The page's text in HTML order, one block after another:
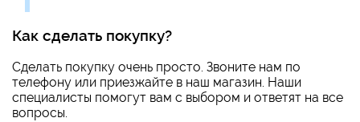
Как сделать покупку?
Сделать покупку очень просто. Звоните нам по
телефону или приезжайте в наш магазин. Наши
специалисты помогут вам с выбором и ответят на все
вопросы.